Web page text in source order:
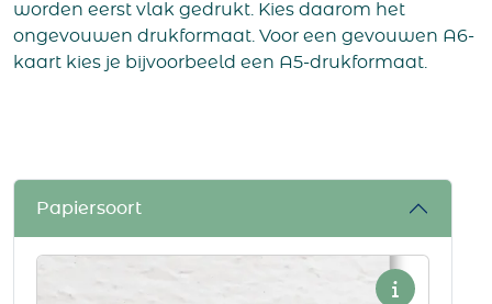
worden eerst vlak gedrukt. Kies daarom het
ongevouwen drukformaat. Voor een gevouwen A6-
kaart kies je bijvoorbeeld een A5-drukformaat.
Papiersoort